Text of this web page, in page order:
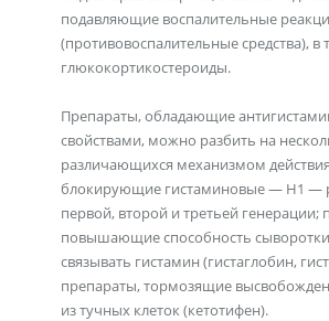
подавляющие воспалительные
(противовоспалительные средства), в
глюкокортикостероиды.
Препараты, обладающие
свойствами, можно разбить на
различающихся механизмом
блокирующие гистаминовые — Н1 —
первой, второй и третьей генерации;
повышающие способность
связывать гистамин (гистаглобин,
препараты, тормозящие
из тучных клеток (кетотифен).